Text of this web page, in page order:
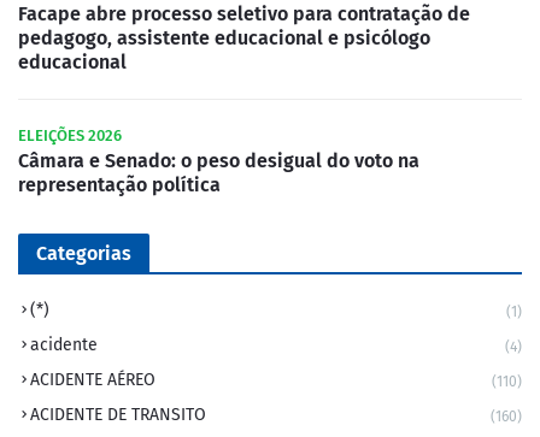
Facape abre processo seletivo para contratação de
pedagogo, assistente educacional e psicólogo
educacional
ELEIÇÕES 2026
Câmara e Senado: o peso desigual do voto na
representação política
Categorias
(*) (1)
acidente (4)
ACIDENTE AÉREO (110)
ACIDENTE DE TRANSITO (160)